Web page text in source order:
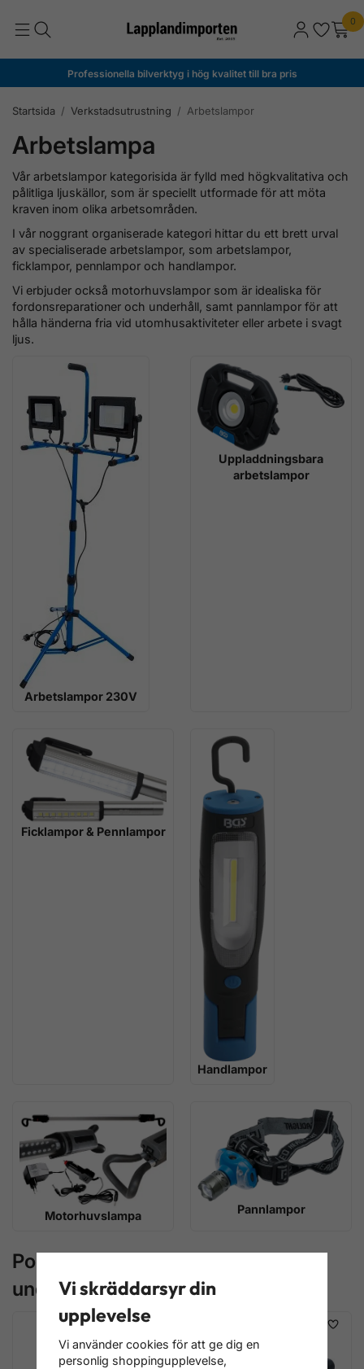
0
Professionella bilverktyg i hög kvalitet till bra pris
Startsida / Verkstadsutrustning / Arbetslampor
Arbetslampa
Vår arbetslampor kategorisida är fylld med högkvalitativa och
pålitliga ljuskällor, som är speciellt utformade för att möta
kraven inom olika arbetsområden.
I vår noggrant organiserade kategori hittar du ett brett urval
av specialiserade arbetslampor, som arbetslampor,
ficklampor, pennlampor och handlampor.
Vi erbjuder också motorhuvslampor som är idealiska för
fordonsreparationer och underhåll, samt pannlampor för att
hålla händerna fria vid utomhusaktiviteter eller arbete i svagt
ljus.
Arbetslampor 230V
Uppladdningsbara
arbetslampor
Ficklampor & Pennlampor
Handlampor
Motorhuvslampa Pannlampor
Populära produkter i
underkategorierna
Vi skräddarsyr din
upplevelse
Vi använder cookies för att ge dig en
personlig shoppingupplevelse,